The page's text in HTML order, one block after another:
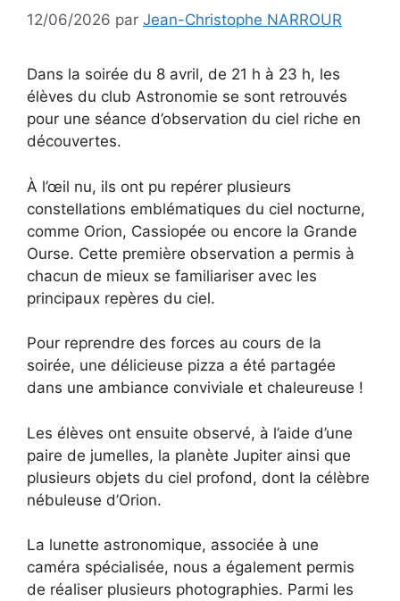
12/06/2026 par Jean-Christophe NARROUR
Dans la soirée du 8 avril, de 21 h à 23 h, les
élèves du club Astronomie se sont retrouvés
pour une séance d’observation du ciel riche en
découvertes.
À l’œil nu, ils ont pu repérer plusieurs
constellations emblématiques du ciel nocturne,
comme Orion, Cassiopée ou encore la Grande
Ourse. Cette première observation a permis à
chacun de mieux se familiariser avec les
principaux repères du ciel.
Pour reprendre des forces au cours de la
soirée, une délicieuse pizza a été partagée
dans une ambiance conviviale et chaleureuse !
Les élèves ont ensuite observé, à l’aide d’une
paire de jumelles, la planète Jupiter ainsi que
plusieurs objets du ciel profond, dont la célèbre
nébuleuse d’Orion.
La lunette astronomique, associée à une
caméra spécialisée, nous a également permis
de réaliser plusieurs photographies. Parmi les